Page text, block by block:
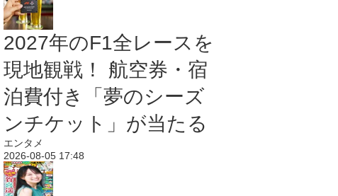
2027年のF1全レースを
現地観戦！ 航空券・宿
泊費付き「夢のシーズ
ンチケット」が当たる
エンタメ
2026-08-05 17:48